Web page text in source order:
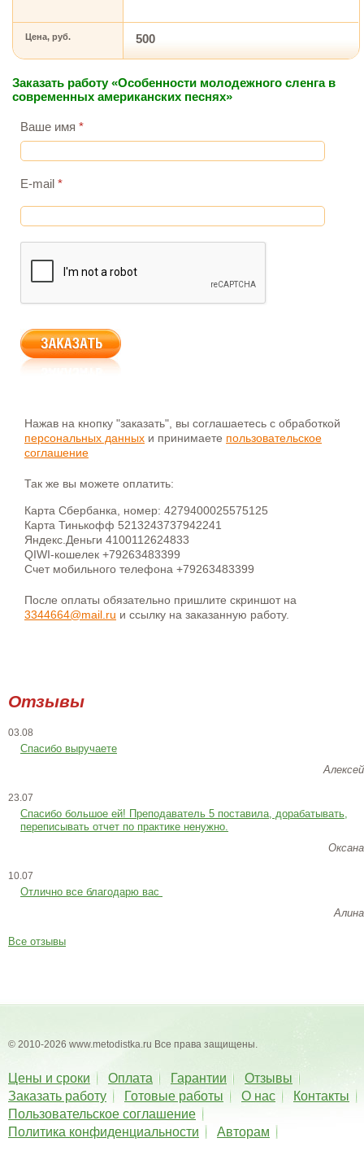
Цена, руб. 500
Заказать работу «Особенности молодежного сленга в
современных американских песнях»
Ваше имя *
E-mail *
Нажав на кнопку "заказать", вы соглашаетесь с обработкой
персональных данных и принимаете пользовательское
соглашение
Так же вы можете оплатить:
Карта Сбербанка, номер: 4279400025575125
Карта Тинькофф 5213243737942241
Яндекс.Деньги 4100112624833
QIWI-кошелек +79263483399
Счет мобильного телефона +79263483399
После оплаты обязательно пришлите скриншот на
3344664@mail.ru и ссылку на заказанную работу.
Отзывы
03.08
Спасибо выручаете
Алексей
23.07
Cпасибо большое ей! Преподаватель 5 поставила, дорабатывать,
переписывать отчет по практике ненужно.
Оксана
10.07
Отлично все благодарю вас
Алина
Все отзывы
© 2010-2026 www.metodistka.ru Все права защищены.
Цены и сроки Оплата Гарантии
Отзывы
Заказать работу
Готовые работы О нас
Контакты
Пользовательское соглашение
Политика конфиденциальности
Авторам